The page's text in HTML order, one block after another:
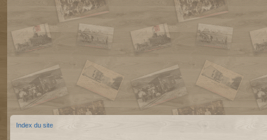
Index du site